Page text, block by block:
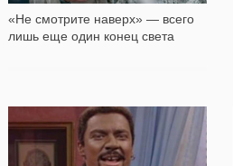
«Не смотрите наверх» — всего
лишь еще один конец света
611